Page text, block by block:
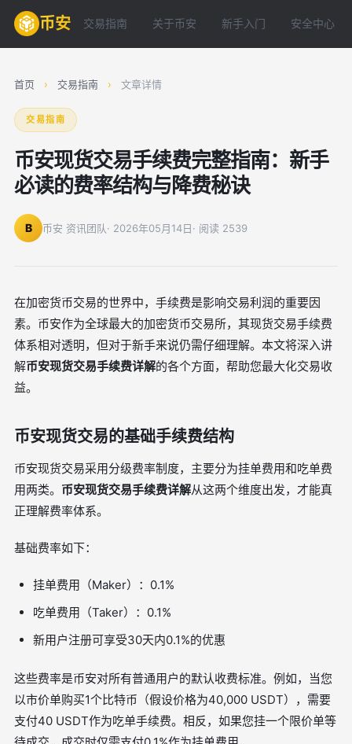
币安 交易指南 关于币安 新手入门 安全中心
首页 › 交易指南 › 文章详情
交易指南
币安现货交易手续费完整指南：新手
必读的费率结构与降费秘诀
B 币安 资讯团队· 2026年05月14日· 阅读 2539
在加密货币交易的世界中，手续费是影响交易利润的重要因
素。币安作为全球最大的加密货币交易所，其现货交易手续费
体系相对透明，但对于新手来说仍需仔细理解。本文将深入讲
解币安现货交易手续费详解的各个方面，帮助您最大化交易收
益。
币安现货交易的基础手续费结构
币安现货交易采用分级费率制度，主要分为挂单费用和吃单费
用两类。 币安现货交易手续费详解从这两个维度出发，才能真
正理解费率体系。
基础费率如下：
挂单费用（Maker）：0.1%
吃单费用（Taker）：0.1%
新用户注册可享受30天内0.1%的优惠
这些费率是币安对所有普通用户的默认收费标准。例如，当您
以市价单购买1个比特币（假设价格为40,000 USDT），需要
支付40 USDT作为吃单手续费。相反，如果您挂一个限价单等